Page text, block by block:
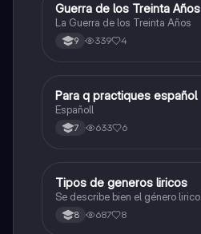
Sociales/Historia
Guerra de los Treinta Años
La Guerra de los Treinta Años
9 339 4
Lengua Castellana
Para q practiques español
Españoll
7 633 6
Lengua Castellana
Tipos de generos liricos
Se describe bien el género lirico
8 687 8